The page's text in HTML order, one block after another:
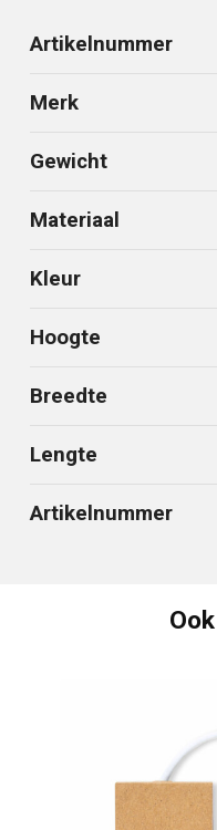
Artikelnummer
Merk
Gewicht
Materiaal
Kleur
Hoogte
Breedte
Lengte
Artikelnummer